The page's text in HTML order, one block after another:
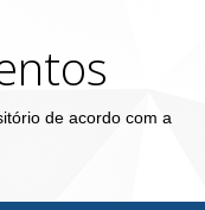
de acordo com a